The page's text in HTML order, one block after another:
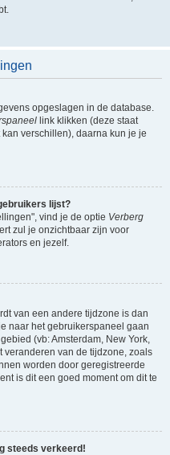
opgeslagen in de database.
link klikken (deze staat
verschillen), daarna kun je je
lijst?
vind je de optie Verberg
zul je onzichtbaar zijn voor
en jezelf.
van een andere tijdzone is dan
naar het gebruikerspaneel gaan
(vb: Amsterdam, New York,
veranderen van de tijdzone, zoals
worden door geregistreerde
is dit een goed moment om dit te
steeds verkeerd!